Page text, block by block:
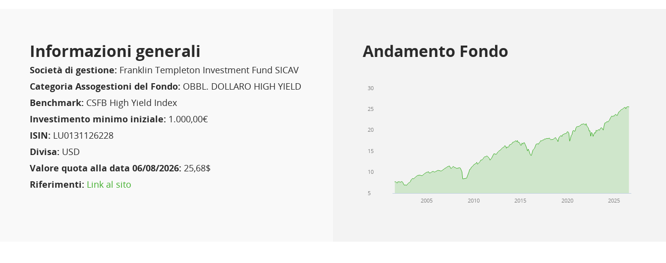
Informazioni generali
Società di gestione: Franklin Templeton Investment Fund SICAV
Categoria Assogestioni del Fondo: OBBL. DOLLARO HIGH YIELD
Benchmark: CSFB High Yield Index
Investimento minimo iniziale: 1.000,00€
ISIN: LU0131126228
Divisa: USD
Valore quota alla data 06/08/2026: 25,68$
Riferimenti: Link al sito
Andamento Fondo
2005 2010 2015 2020 2025
5
10
15
20
25
30